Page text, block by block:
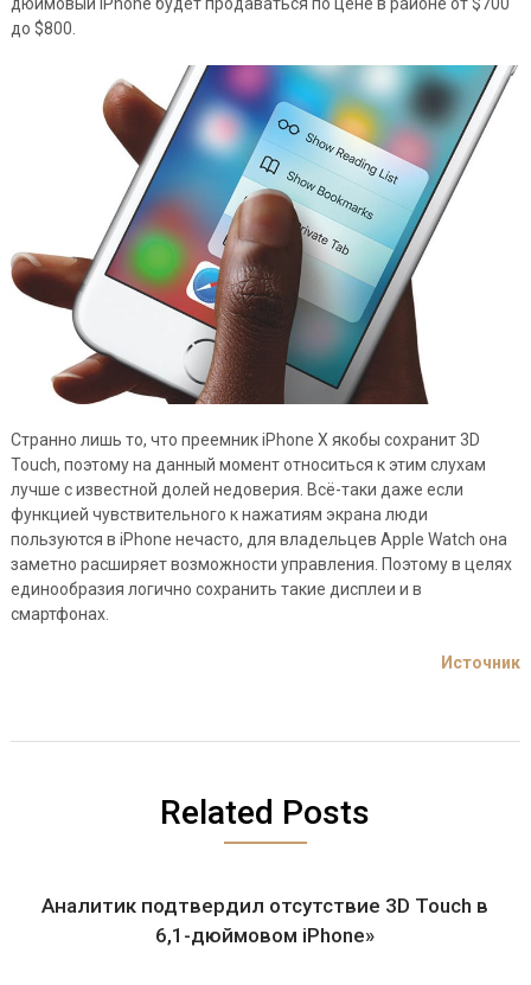
до $800.
Странно лишь то, что преемник iPhone X якобы сохранит 3D
Touch, поэтому на данный момент относиться к этим слухам
лучше с известной долей недоверия. Всё-таки даже если
функцией чувствительного к нажатиям экрана люди
пользуются в iPhone нечасто, для владельцев Apple Watch она
заметно расширяет возможности управления. Поэтому в целях
единообразия логично сохранить такие дисплеи и в
смартфонах.
Источник
Related Posts
Аналитик подтвердил отсутствие 3D Touch в
6,1-дюймовом iPhone»